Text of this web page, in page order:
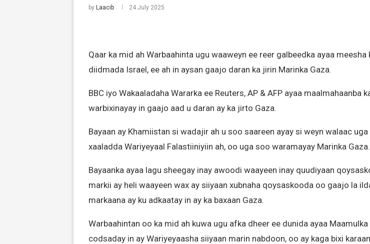
by Laacib 24 July 2025
Qaar ka mid ah Warbaahinta ugu waaweyn ee reer galbeedka ayaa meesha
diidmada Israel, ee ah in aysan gaajo daran ka jirin Marinka Gaza.
BBC iyo Wakaaladaha Wararka ee Reuters, AP & AFP ayaa maalmahaanba
warbixinayay in gaajo aad u daran ay ka jirto Gaza.
Bayaan ay Khamiistan si wadajir ah u soo saareen ayay si weyn walaac
xaaladda Wariyeyaal Falastiiniyiin ah, oo uga soo waramayay Marinka Gaza.
Bayaanka ayaa lagu sheegay inay awoodi waayeen inay quudiyaan
markii ay heli waayeen wax ay siiyaan xubnaha qoysaskooda oo gaajo la
markaana ay ku adkaatay in ay ka baxaan Gaza.
Warbaahintan oo ka mid ah kuwa ugu afka dheer ee dunida ayaa
codsaday in ay Wariyeyaasha siiyaan marin nabdoon, oo ay kaga bixi